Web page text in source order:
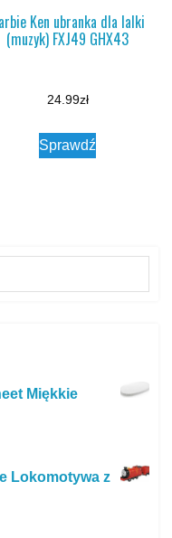
Ken ubranka dla lalki
(muzyk) FXJ49 GHX43
24.99zł
Sprawdź
Miękkie
Lokomotywa z